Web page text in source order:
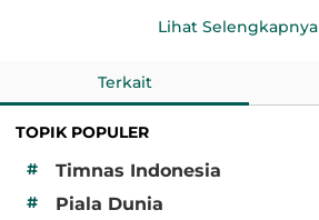
Lihat Selengkapnya
Terkait
TOPIK POPULER
#
Timnas Indonesia
# Piala Dunia